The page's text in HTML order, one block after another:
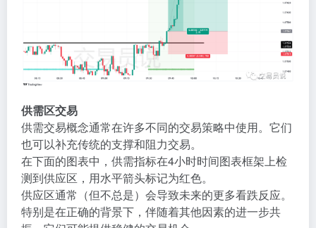
供需区交易
供需交易概念通常在许多不同的交易策略中使用。它们
也可以补充传统的支撑和阻力交易。
在下面的图表中，供需指标在4小时时间图表框架上检
测到供应区，用水平箭头标记为红色。
供应区通常（但不总是）会导致未来的更多看跌反应。
特别是在正确的背景下，伴随着其他因素的进一步共